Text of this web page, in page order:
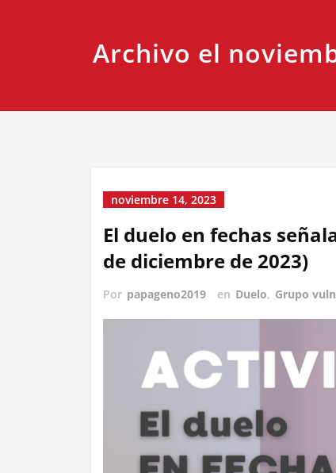
Archivo el
noviembre 14, 2023
El duelo en fechas
de diciembre de 2023)
Por papageno2019 en Duelo, Grupo